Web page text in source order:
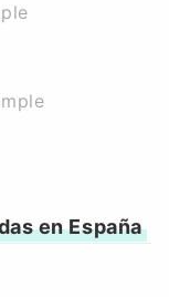
en España